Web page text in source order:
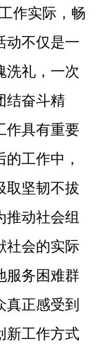
作实际，畅
动不仅是一
洗礼，一次
结奋斗精
作具有重要
工作中，
取坚韧不拔
推动社会组
社会的实际
服务困难群
正感受到
新工作方式